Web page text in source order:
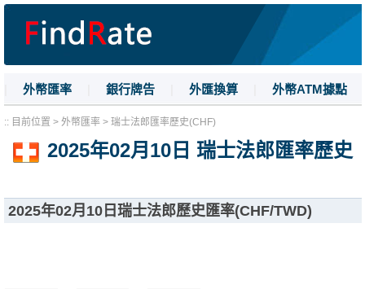
外幣匯率 銀行牌告 外匯換算 外幣ATM據點
| 名詞解釋 | 換匯技巧
:: 目前位置 > 外幣匯率 > 瑞士法郎匯率歷史(CHF)
2025年02月10日 瑞士法郎匯率歷史
2025年02月10日瑞士法郎歷史匯率(CHF/TWD)